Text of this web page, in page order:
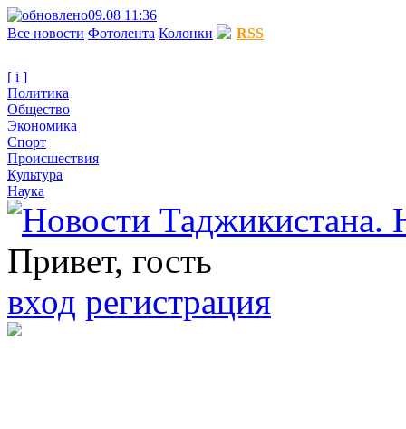
09.08 11:36
Все новости Фотолента Колонки RSS
[ i ]
Политика
Общество
Экономика
Спорт
Происшествия
Культура
Наука
Привет, гость
вход регистрация